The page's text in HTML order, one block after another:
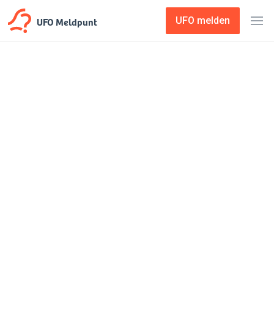
UFO Meldpunt UFO melden